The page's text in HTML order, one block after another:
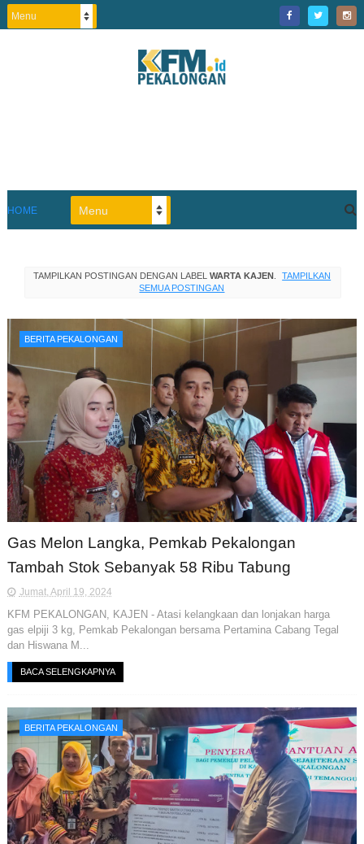
HOME
TAMPILKAN POSTINGAN DENGAN LABEL WARTA KAJEN.
TAMPILKAN
SEMUA POSTINGAN
BERITA PEKALONGAN
Gas Melon Langka, Pemkab Pekalongan
Tambah Stok Sebanyak 58 Ribu Tabung
Jumat, April 19, 2024
KFM PEKALONGAN, KAJEN - Atasi kelangkaan dan lonjakan harga
gas elpiji 3 kg, Pemkab Pekalongan bersama Pertamina Cabang Tegal
dan Hiswana M...
BACA SELENGKAPNYA
BERITA PEKALONGAN